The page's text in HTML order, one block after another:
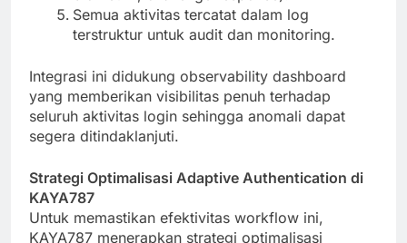
Semua aktivitas tercatat dalam log
terstruktur untuk audit dan monitoring.
Integrasi ini didukung observability dashboard
yang memberikan visibilitas penuh terhadap
seluruh aktivitas login sehingga anomali dapat
segera ditindaklanjuti.
Strategi Optimalisasi Adaptive Authentication di
KAYA787
Untuk memastikan efektivitas workflow ini,
KAYA787 menerapkan strategi optimalisasi